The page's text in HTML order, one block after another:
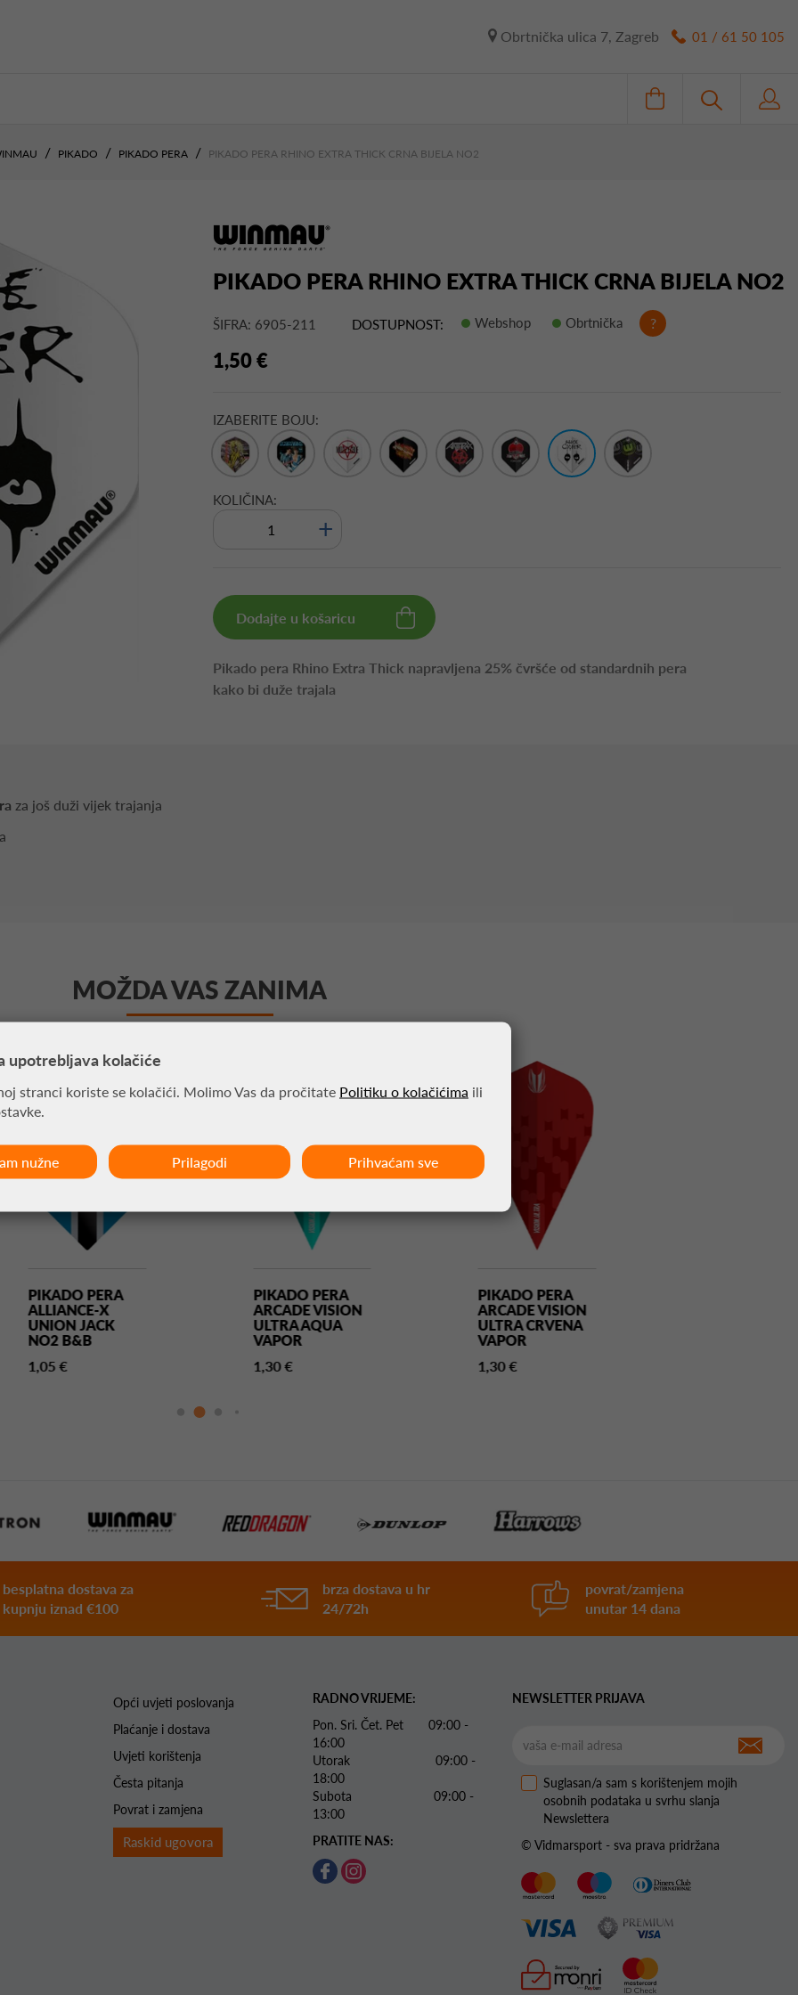
Obrtnička ulica 7, Zagreb 01 / 61 50 105
PIKADO PIKADO PERA PIKADO PERA RHINO EXTRA THICK CRNA BIJELA NO2
PIKADO PERA RHINO EXTRA THICK CRNA BIJELA NO2
ŠIFRA: 6905-211 DOSTUPNOST: Webshop Obrtnička ?
1,50 €
IZABERITE BOJU:
KOLIČINA:
+
Dodajte u košaricu
Pikado pera Rhino Extra Thick napravljena 25% čvršće od standardnih pera
kako bi duže trajala
za još duži vijek trajanja
MOŽDA VAS ZANIMA
PIKADO PERA
ALLIANCE-X
UNION JACK
NO2 B&B
1,05 €
PIKADO PERA
ARCADE VISION
ULTRA AQUA
VAPOR
1,30 €
PIKADO PERA
ARCADE VISION
ULTRA CRVENA
VAPOR
1,30 €
besplatna dostava za
kupnju iznad €100
brza dostava u hr
24/72h
povrat/zamjena
unutar 14 dana
Opći uvjeti poslovanja
Plaćanje i dostava
Uvjeti korištenja
Česta pitanja
Povrat i zamjena
Raskid ugovora
RADNO VRIJEME:
Pon. Sri. Čet. Pet 09:00 -
16:00
Utorak 09:00 -
18:00
Subota 09:00 -
13:00
PRATITE NAS:
NEWSLETTER PRIJAVA
Suglasan/a sam s korištenjem mojih
osobnih podataka u svrhu slanja
Newslettera
© Vidmarsport - sva prava pridržana
upotrebljava kolačiće
stranci koriste se kolačići. Molimo Vas da pročitate Politiku o kolačićima ili
nužne Prilagodi Prihvaćam sve